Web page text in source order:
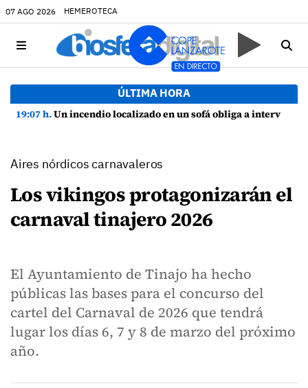
07 AGO 2026 HEMEROTECA
ÚLTIMA HORA
19:07 h.Un incendio localizado en un sofá obliga a intervenir en una vivienda de Playa Honda
Aires nórdicos carnavaleros
Los vikingos protagonizarán el
carnaval tinajero 2026
El Ayuntamiento de Tinajo ha hecho
públicas las bases para el concurso del
cartel del Carnaval de 2026 que tendrá
lugar los días 6, 7 y 8 de marzo del próximo
año.